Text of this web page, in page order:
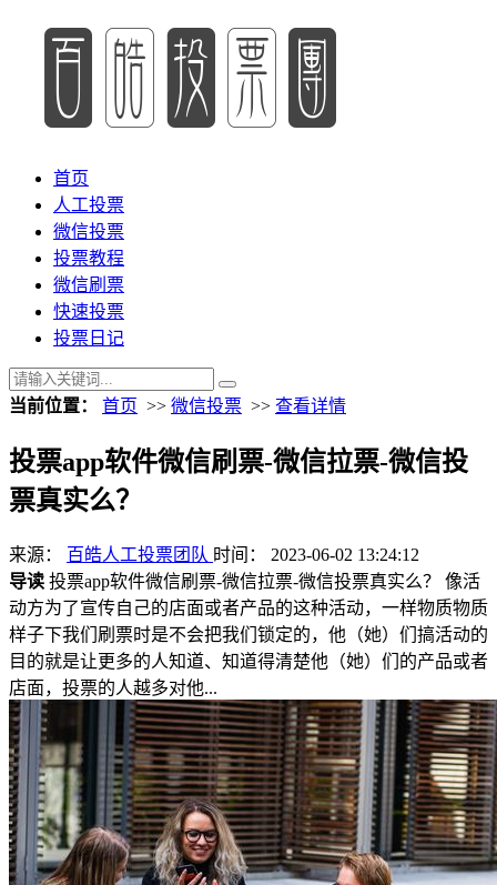
首页
人工投票
微信投票
投票教程
微信刷票
快速投票
投票日记
当前位置： 首页 >> 微信投票 >> 查看详情
投票app软件微信刷票-微信拉票-微信投
票真实么？
来源： 百皓人工投票团队 时间： 2023-06-02 13:24:12
导读 投票app软件微信刷票-微信拉票-微信投票真实么？ 像活
动方为了宣传自己的店面或者产品的这种活动，一样物质物质
样子下我们刷票时是不会把我们锁定的，他（她）们搞活动的
目的就是让更多的人知道、知道得清楚他（她）们的产品或者
店面，投票的人越多对他...